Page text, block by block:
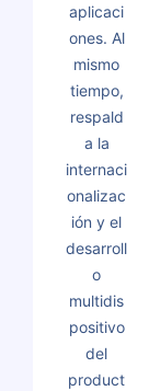
aplicaci
ones. Al
mismo
tiempo,
respald
a la
internaci
onalizac
ión y el
desarroll
o
multidis
positivo
del
product